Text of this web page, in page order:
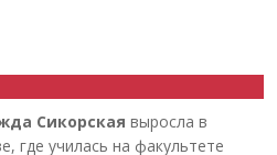
Сикорская выросла в
где училась на факультете